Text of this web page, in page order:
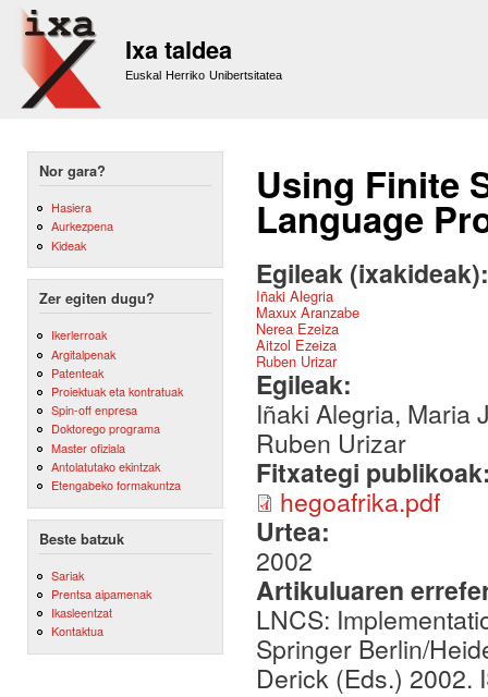
Ixa taldea
Euskal Herriko Unibertsitatea
Nor gara?
Hasiera
Aurkezpena
Kideak
Zer egiten dugu?
Ikerlerroak
Argitalpenak
Patenteak
Proiektuak eta kontratuak
Spin-off enpresa
Doktorego programa
Master ofiziala
Antolatutako ekintzak
Etengabeko formakuntza
Beste batzuk
Sariak
Prentsa aipamenak
Ikasleentzat
Kontaktua
Using Finite
Language
Egileak
Iñaki Alegria
Maxux Aranzabe
Nerea Ezeiza
Aitzol Ezeiza
Ruben Urizar
Egileak:
Iñaki Alegria, Maria
Ruben Urizar
Fitxategi
hegoafrika.pdf
Urtea:
2002
Artikuluaren
LNCS:
Springer Berlin/
Derick (Eds.) 2002.